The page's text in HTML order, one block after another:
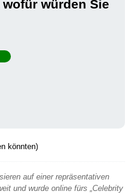
würden Sie
könnten)
auf einer repräsentativen
und wurde online fürs „Celebrity